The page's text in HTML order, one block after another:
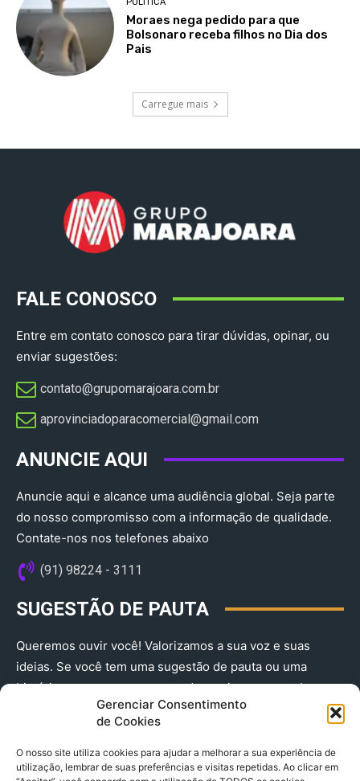
Gerenciar Consentimento
de Cookies
O nosso site utiliza cookies para ajudar a melhorar a sua experiência de
utilização, lembrar de suas preferências e visitas repetidas. Ao clicar em
POLÍTICA
Moraes nega pedido para que
Bolsonaro receba filhos no Dia dos
Pais
Carregue mais
FALE CONOSCO
Entre em contato conosco para tirar dúvidas, opinar, ou
enviar sugestões:
contato@grupomarajoara.com.br
aprovinciadoparacomercial@gmail.com​
ANUNCIE AQUI
Anuncie aqui e alcance uma audiência global. Seja parte
do nosso compromisso com a informação de qualidade.
Contate-nos nos telefones abaixo
(91) 98224 - 3111
SUGESTÃO DE PAUTA
Queremos ouvir você! Valorizamos a sua voz e suas
ideias. Se você tem uma sugestão de pauta ou uma
história que merece ser contada, envie-nos agora!
(91) 98224 - 3111